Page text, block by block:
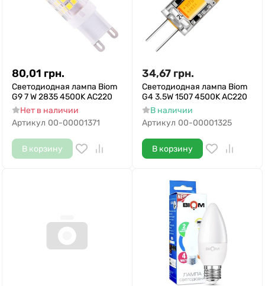
80,01 грн.
Светодиодная лампа Biom
G9 7 W 2835 4500K AC220
Нет в наличии
Артикул 00-00001371
В корзину
34,67 грн.
Светодиодная лампа Biom
G4 3.5W 1507 4500K AC220
В наличии
Артикул 00-00001325
В корзину